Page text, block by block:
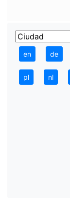
en de
pl nl